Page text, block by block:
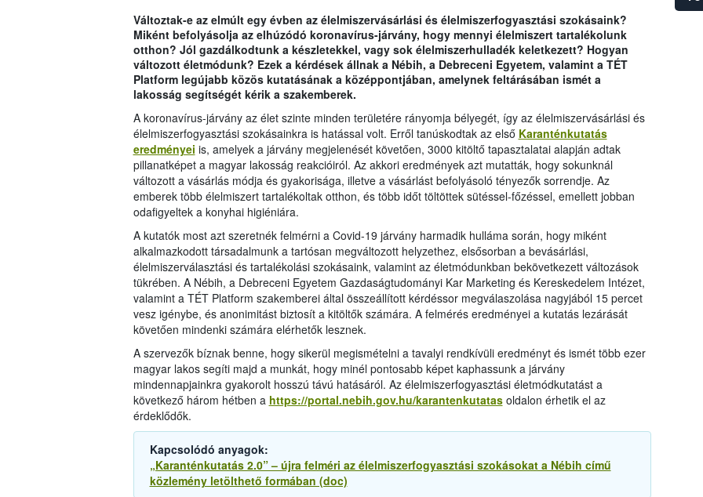
Változtak-e az elmúlt egy évben az élelmiszervásárlási és élelmiszerfogyasztási szokásaink?
Miként befolyásolja az elhúzódó koronavírus-járvány, hogy mennyi élelmiszert tartalékolunk
otthon? Jól gazdálkodtunk a készletekkel, vagy sok élelmiszerhulladék keletkezett? Hogyan
változott életmódunk? Ezek a kérdések állnak a Nébih, a Debreceni Egyetem, valamint a TÉT
Platform legújabb közös kutatásának a középpontjában, amelynek feltárásában ismét a
lakosság segítségét kérik a szakemberek.
A koronavírus-járvány az élet szinte minden területére rányomja bélyegét, így az élelmiszervásárlási és
élelmiszerfogyasztási szokásainkra is hatással volt. Erről tanúskodtak az első Karanténkutatás
eredményei is, amelyek a járvány megjelenését követően, 3000 kitöltő tapasztalatai alapján adtak
pillanatképet a magyar lakosság reakcióiról. Az akkori eredmények azt mutatták, hogy sokunknál
változott a vásárlás módja és gyakorisága, illetve a vásárlást befolyásoló tényezők sorrendje. Az
emberek több élelmiszert tartalékoltak otthon, és több időt töltöttek sütéssel-főzéssel, emellett jobban
odafigyeltek a konyhai higiéniára.
A kutatók most azt szeretnék felmérni a Covid-19 járvány harmadik hulláma során, hogy miként
alkalmazkodott társadalmunk a tartósan megváltozott helyzethez, elsősorban a bevásárlási,
élelmiszerválasztási és tartalékolási szokásaink, valamint az életmódunkban bekövetkezett változások
tükrében. A Nébih, a Debreceni Egyetem Gazdaságtudományi Kar Marketing és Kereskedelem Intézet,
valamint a TÉT Platform szakemberei által összeállított kérdéssor megválaszolása nagyjából 15 percet
vesz igénybe, és anonimitást biztosít a kitöltők számára. A felmérés eredményei a kutatás lezárását
követően mindenki számára elérhetők lesznek.
A szervezők bíznak benne, hogy sikerül megismételni a tavalyi rendkívüli eredményt és ismét több ezer
magyar lakos segíti majd a munkát, hogy minél pontosabb képet kaphassunk a járvány
mindennapjainkra gyakorolt hosszú távú hatásáról. Az élelmiszerfogyasztási életmódkutatást a
következő három hétben a https://portal.nebih.gov.hu/karantenkutatasoldalon érhetik el az
érdeklődők.
Kapcsolódó anyagok:
„Karanténkutatás 2.0” – újra felméri az élelmiszerfogyasztási szokásokat a Nébih című
közlemény letölthető formában (doc)